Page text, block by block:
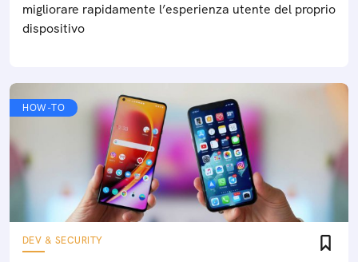
migliorare rapidamente l’esperienza utente del proprio
dispositivo
HOW-TO
DEV & SECURITY